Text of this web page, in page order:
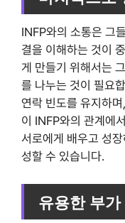
INFP와의 소통은 그
결을 이해하는 것이
게 만들기 위해서는
를 나누는 것이 필요
연락 빈도를 유지하
이 INFP와의 관계에
서로에게 배우고 성
성할 수 있습니다.
유용한 부